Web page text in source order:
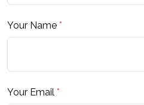
Your Name *
Your Email *